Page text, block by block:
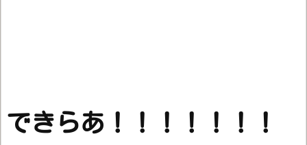
できらあ！！！！！！！